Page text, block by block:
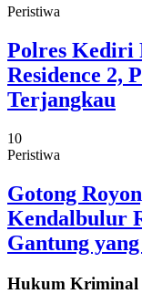
Peristiwa
Polres Kediri
Residence 2,
Terjangkau
10
Peristiwa
Gotong
Kendalbulur
Gantung
Hukum Kriminal